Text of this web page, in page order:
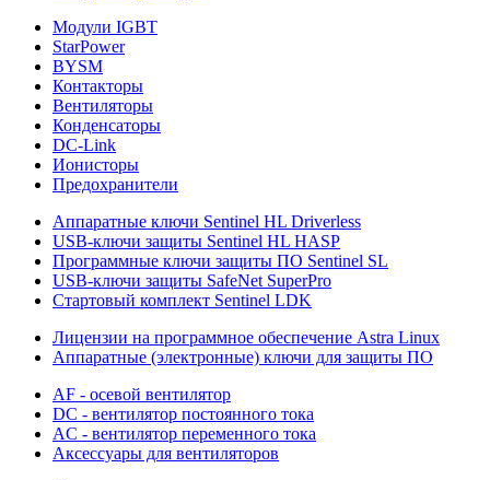
Модули IGBT
StarPower
BYSM
Контакторы
Вентиляторы
Конденсаторы
DC-Link
Ионисторы
Предохранители
Аппаратные ключи Sentinel HL Driverless
USB-ключи защиты Sentinel HL HASP
Программные ключи защиты ПО Sentinel SL
USB-ключи защиты SafeNet SuperPro
Стартовый комплект Sentinel LDK
Лицензии на программное обеспечение Astra Linux
Аппаратные (электронные) ключи для защиты ПО
AF - осевой вентилятор
DC - вентилятор постоянного тока
AC - вентилятор переменного тока
Аксессуары для вентиляторов